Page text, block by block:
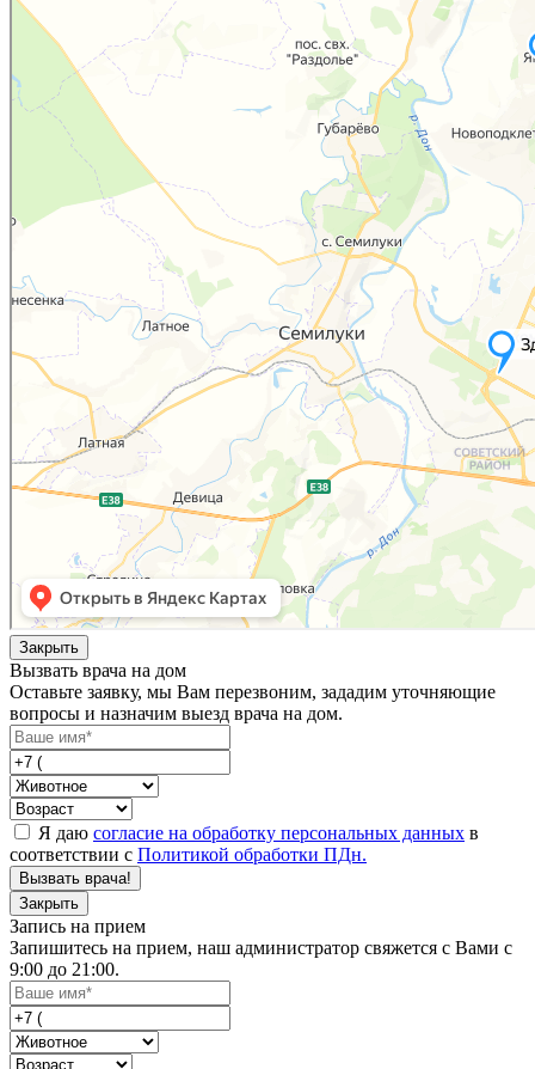
Закрыть
Вызвать врача на дом
Оставьте заявку, мы Вам перезвоним, зададим уточняющие
вопросы и назначим выезд врача на дом.
Я даю согласие на обработку персональных данных в
соответствии с Политикой обработки ПДн.
Вызвать врача!
Закрыть
Запись на прием
Запишитесь на прием, наш администратор свяжется с Вами с
9:00 до 21:00.